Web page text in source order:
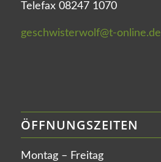
Telefax 08247 1070
geschwisterwolf@t-online.de
ÖFFNUNGSZEITEN
Montag – Freitag